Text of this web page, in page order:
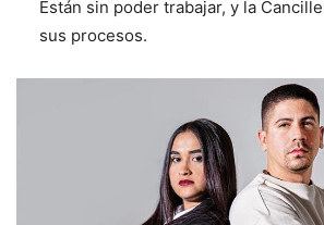
Están sin poder trabajar, y la
sus procesos.